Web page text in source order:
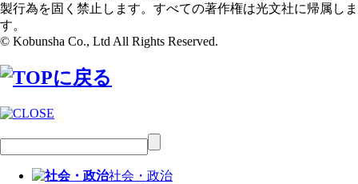
製行為を固く禁止します。すべての著作権は光文社に帰属しま
す。
© Kobunsha Co., Ltd All Rights Reserved.
社会・政治